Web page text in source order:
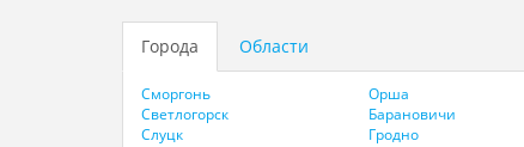
Города Области
Сморгонь
Светлогорск
Слуцк
Орша
Барановичи
Гродно